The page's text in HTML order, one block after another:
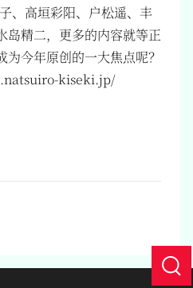
、高垣彩阳、户松遥、丰
岛精二，更多的内容就等正
今年原创的一大焦点呢？
kiseki.jp/